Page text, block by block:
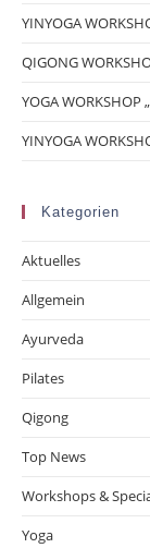
YINYOGA
QIGONG
YOGA WORKSHOP
YINYOGA
Kategorien
Aktuelles
Allgemein
Ayurveda
Pilates
Qigong
Top News
Workshops &
Yoga